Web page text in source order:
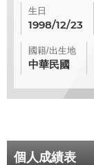
生日
1998/12/23
國籍/出生地
中華民國
個人成績表